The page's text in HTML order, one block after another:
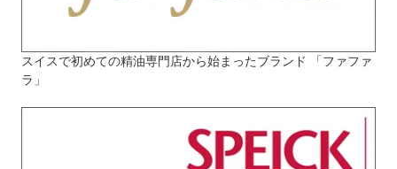
スイスで初めての精油専門店から始まったブランド 「ファファ
ラ」